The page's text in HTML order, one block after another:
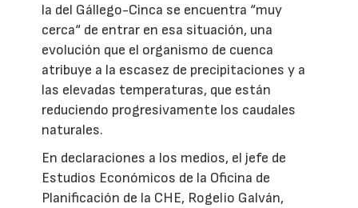
la del Gállego-Cinca se encuentra “muy
cerca“ de entrar en esa situación, una
evolución que el organismo de cuenca
atribuye a la escasez de precipitaciones y a
las elevadas temperaturas, que están
reduciendo progresivamente los caudales
naturales.
En declaraciones a los medios, el jefe de
Estudios Económicos de la Oficina de
Planificación de la CHE, Rogelio Galván,